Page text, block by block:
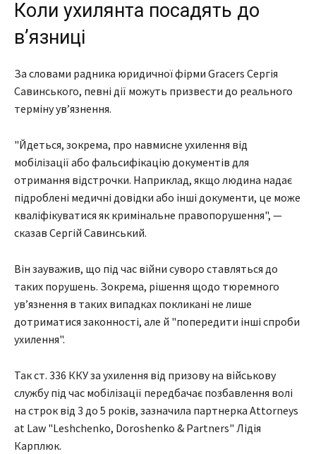
Коли ухилянта посадять до
вʼязниці
За словами радника юридичної фірми Gracers Сергія
Савинського, певні дії можуть призвести до реального
терміну увʼязнення.
"Йдеться, зокрема, про навмисне ухилення від
мобілізації або фальсифікацію документів для
отримання відстрочки. Наприклад, якщо людина надає
підроблені медичні довідки або інші документи, це може
кваліфікуватися як кримінальне правопорушення", —
сказав Сергій Савинський.
Він зауважив, що під час війни суворо ставляться до
таких порушень. Зокрема, рішення щодо тюремного
увʼязнення в таких випадках покликані не лише
дотриматися законності, але й "попередити інші спроби
ухилення".
Так ст. 336 ККУ за ухилення від призову на військову
службу під час мобілізації передбачає позбавлення волі
на строк від 3 до 5 років, зазначила партнерка Attorneys
at Law "Leshchenko, Doroshenko & Рartners" Лідія
Карплюк.